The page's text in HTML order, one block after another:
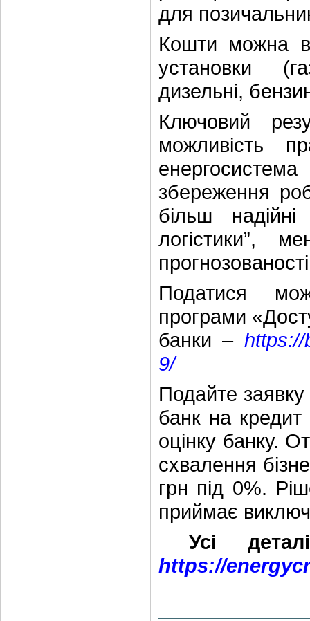
для
Кошти можна
установки
дизельні,
Ключовий
можливість
збереження
більш
логістики”,
Податися
програми
банки – https://
9/
Подайте
банк на кредит
оцінку банку.
схвалення
грн під 0%.
приймає
Усі
https://